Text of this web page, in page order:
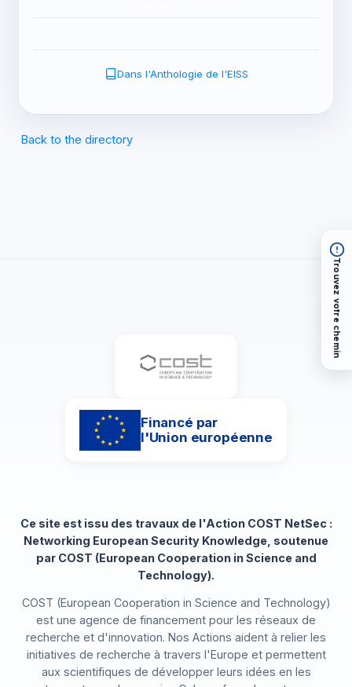
Dans l'Anthologie de l'EISS
Back to the directory
Financé par
l'Union européenne
Ce site est issu des travaux de l'Action COST NetSec :
Networking European Security Knowledge, soutenue
par COST (European Cooperation in Science and
Technology).
COST (European Cooperation in Science and Technology)
est une agence de financement pour les réseaux de
recherche et d'innovation. Nos Actions aident à relier les
initiatives de recherche à travers l'Europe et permettent
aux scientifiques de développer leurs idées en les
Trouvez votre chemin